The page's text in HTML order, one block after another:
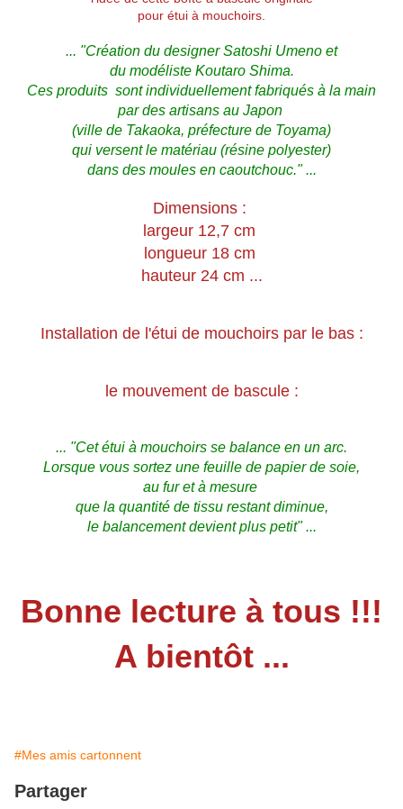
pour étui à mouchoirs.
... "Création du designer Satoshi Umeno et
du modéliste Koutaro Shima.
Ces produits sont individuellement fabriqués à la main
par des artisans au Japon
(ville de Takaoka, préfecture de Toyama)
qui versent le matériau (résine polyester)
dans des moules en caoutchouc." ...
Dimensions :
largeur 12,7 cm
longueur 18 cm
hauteur 24 cm ...
Installation de l'étui de mouchoirs par le bas :
le mouvement de bascule :
... "Cet étui à mouchoirs se balance en un arc.
Lorsque vous sortez une feuille de papier de soie,
au fur et à mesure
que la quantité de tissu restant diminue,
le balancement devient plus petit" ...
Bonne lecture à tous !!!
A bientôt ...
#Mes amis cartonnent
Partager